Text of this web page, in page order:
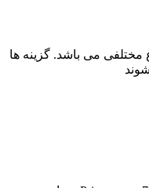
مختلفی می باشد. گزینه ها